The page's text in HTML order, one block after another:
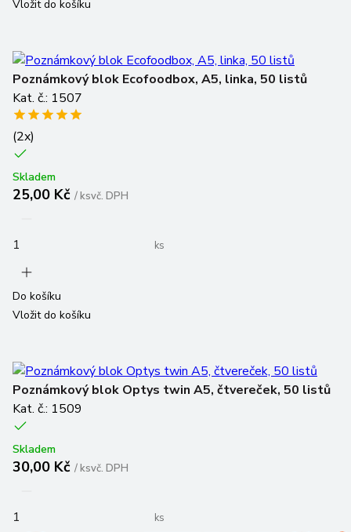
Vložit do košíku
Poznámkový blok Ecofoodbox, A5, linka, 50 listů
Kat. č.: 1507
(2x)
Skladem
25,00 Kč /ksvč. DPH
ks
Do košíku
Vložit do košíku
Poznámkový blok Optys twin A5, čtvereček, 50 listů
Kat. č.: 1509
Skladem
30,00 Kč /ksvč. DPH
ks